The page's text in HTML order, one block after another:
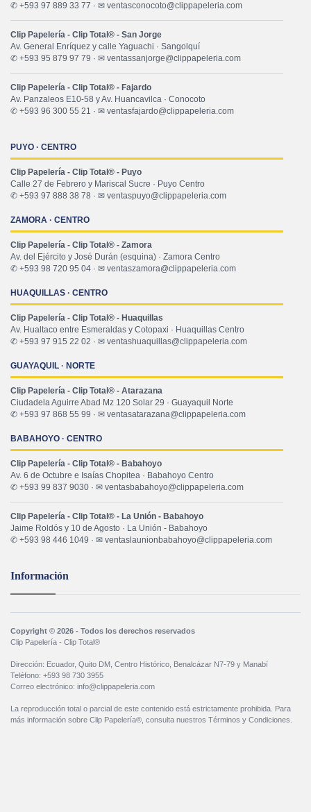
✆ +593 97 889 33 77 · ✉ ventasconocoto@clippapeleria.com
Clip Papelería - Clip Total® - San Jorge
Av. General Enríquez y calle Yaguachi · Sangolquí
✆ +593 95 879 97 79 · ✉ ventassanjorge@clippapeleria.com
Clip Papelería - Clip Total® - Fajardo
Av. Panzaleos E10-58 y Av. Huancavilca · Conocoto
✆ +593 96 300 55 21 · ✉ ventasfajardo@clippapeleria.com
PUYO · CENTRO
Clip Papelería - Clip Total® - Puyo
Calle 27 de Febrero y Mariscal Sucre · Puyo Centro
✆ +593 97 888 38 78 · ✉ ventaspuyo@clippapeleria.com
ZAMORA · CENTRO
Clip Papelería - Clip Total® - Zamora
Av. del Ejército y José Durán (esquina) · Zamora Centro
✆ +593 98 720 95 04 · ✉ ventaszamora@clippapeleria.com
HUAQUILLAS · CENTRO
Clip Papelería - Clip Total® - Huaquillas
Av. Hualtaco entre Esmeraldas y Cotopaxi · Huaquillas Centro
✆ +593 97 915 22 02 · ✉ ventashuaquillas@clippapeleria.com
GUAYAQUIL · NORTE
Clip Papelería - Clip Total® - Atarazana
Ciudadela Aguirre Abad Mz 120 Solar 29 · Guayaquil Norte
✆ +593 97 868 55 99 · ✉ ventasatarazana@clippapeleria.com
BABAHOYO · CENTRO
Clip Papelería - Clip Total® - Babahoyo
Av. 6 de Octubre e Isaías Chopitea · Babahoyo Centro
✆ +593 99 837 9030 · ✉ ventasbabahoyo@clippapeleria.com
Clip Papelería - Clip Total® - La Unión - Babahoyo
Jaime Roldós y 10 de Agosto · La Unión - Babahoyo
✆ +593 98 446 1049 · ✉ ventaslaunionbabahoyo@clippapeleria.com
Información
Copyright © 2026 - Todos los derechos reservados
Clip Papelería - Clip Total®
Dirección: Ecuador, Quito DM, Centro Histórico, Benalcázar N7-79 y Manabí
Teléfono: +593 98 730 3955
Correo electrónico: info@clippapeleria.com
La reproducción total o parcial de este contenido está estrictamente prohibida. Para
más información sobre Clip Papelería®, consulta nuestros Términos y Condiciones.